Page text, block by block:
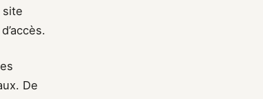
De